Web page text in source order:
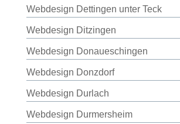
Webdesign Dettingen unter Teck
Webdesign Ditzingen
Webdesign Donaueschingen
Webdesign Donzdorf
Webdesign Durlach
Webdesign Durmersheim